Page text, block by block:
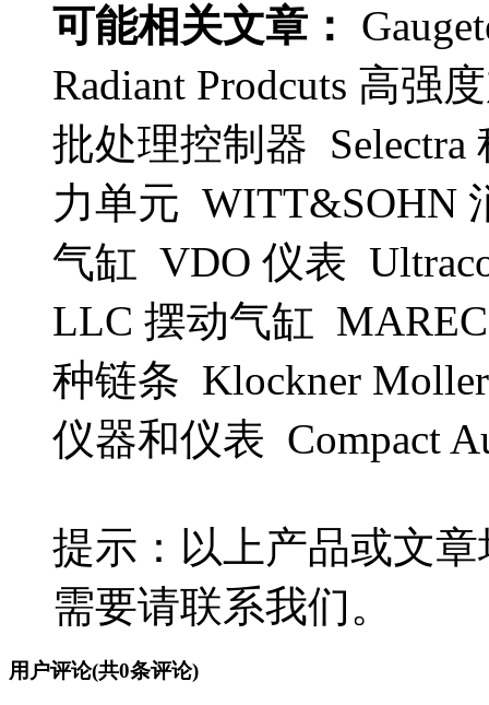
可能相关文章：
Radiant Prodcuts 高强
批处理控制器 Selectra
力单元 WITT&SOHN
气缸 VDO 仪表
LLC 摆动气缸
种链条 Klockner
仪器和仪表 Compact
提示：以上产品或文
需要请联系我们。
用户评论(共0条评论)